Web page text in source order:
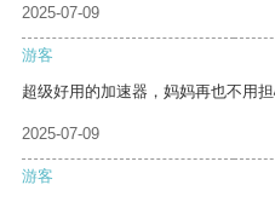
2025-07-09
游客
超级好用的加速器，妈妈再也不用
2025-07-09
游客